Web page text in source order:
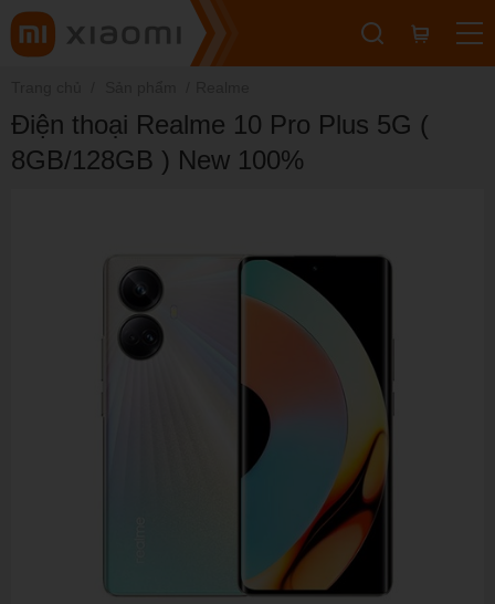
Điện thoại Realme 10 Pro Plus 5G (
8GB/128GB ) New 100%